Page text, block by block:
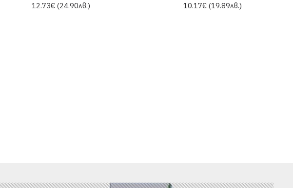
12.73€ (24.90лв.) 10.17€ (19.89лв.)